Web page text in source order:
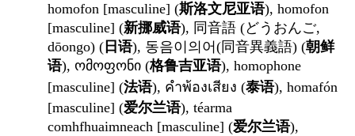
homofon [masculine] (斯洛文尼亚语), homofon
[masculine] (新挪威语), 同音語 (どうおんご,
dōongo) ( 日语), 동음이의어(同音異義語) (朝鲜
语), ომოფონი (格鲁吉亚语), homophone
[masculine] (法语), คำพ้องเสียง (泰语), homafón
[masculine] (爱尔兰语), téarma
comhfhuaimneach [masculine] (爱尔兰语),